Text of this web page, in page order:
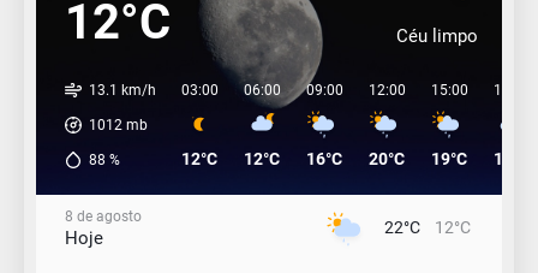
12°C Céu limpo
13.1 km/h
1012 mb
88 %
03:00
12°C
06:00
12°C
09:00
16°C
12:00
20°C
15:00
19°C
18:00
17°C
8 de agosto
Hoje 22°C 12°C